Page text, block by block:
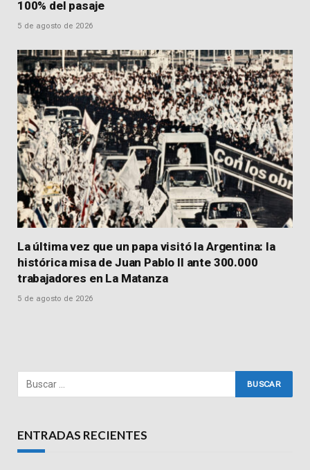
100% del pasaje
5 de agosto de 2026
La última vez que un papa visitó la Argentina: la
histórica misa de Juan Pablo II ante 300.000
trabajadores en La Matanza
5 de agosto de 2026
ENTRADAS RECIENTES